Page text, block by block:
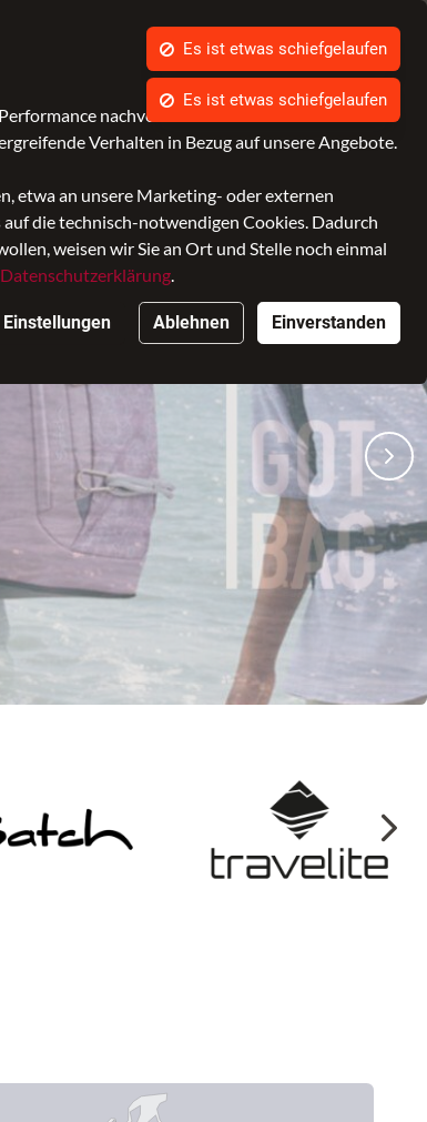
nachvollziehen und Ihnen in Zukunft
Verhalten in Bezug auf unsere Angebote.
etwa an unsere Marketing- oder externen
die technisch-notwendigen Cookies. Dadurch
weisen wir Sie an Ort und Stelle noch einmal
Datenschutzerklärung.
Einstellungen Ablehnen Einverstanden
Mein Konto Warenkorb